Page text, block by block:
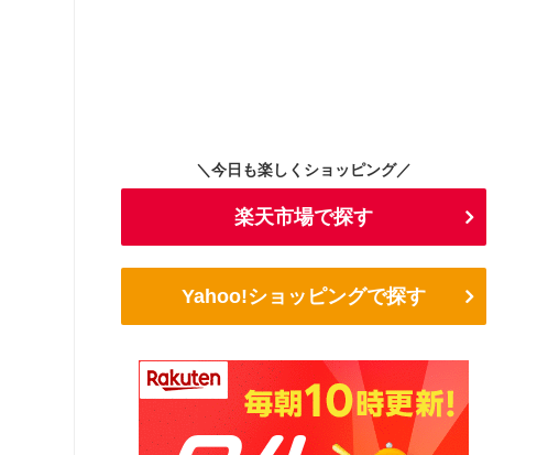
＼今日も楽しくショッピング／
楽天市場で探す
Yahoo!ショッピングで探す